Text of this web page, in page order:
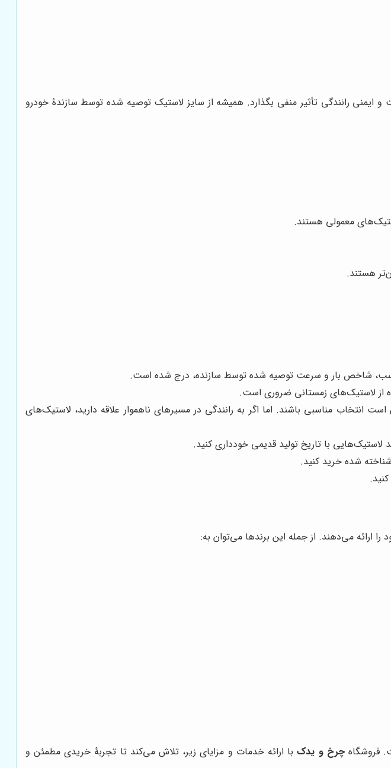
ایمنی رانندگی تأثیر منفی بگذارد. همیشه از سایز لاستیک توصیه شده توسط سازندۀ خودرو
معمولی هستند.
هستند.
شاخص بار و سرعت توصیه شده توسط سازنده، درج شده است.
از لاستیک‌های زمستانی ضروری است.
انتخاب مناسبی باشند. اما اگر به رانندگی در مسیرهای ناهموار علاقه دارید، لاستیک‌های
با تاریخ تولید قدیمی خودداری کنید.
شده خرید کنید.
را ارائه می‌دهند. از جمله این برندها می‌توان به:
فروشگاهچرخ و یدکبا ارائه خدمات و مزایای زیر، تلاش می‌کند تا تجربۀ خریدی مطمئن و